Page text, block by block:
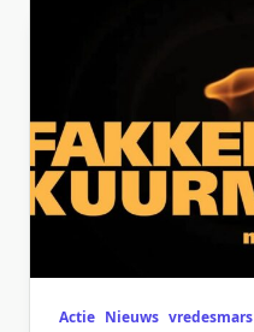
Actie Nieuws vredesmars